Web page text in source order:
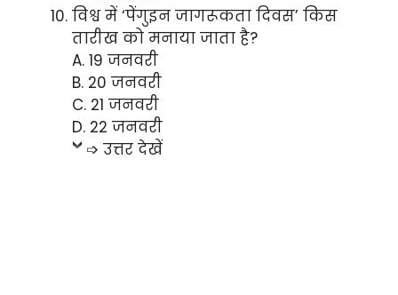
विश्व में ‘पेंगुइन जागरूकता दिवस’ किस
तारीख को मनाया जाता है?
A. 19 जनवरी
B. 20 जनवरी
C. 21 जनवरी
D. 22 जनवरी
➩ उत्तर देखें